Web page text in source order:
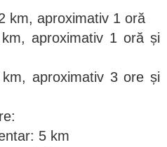
km, aproximativ 1 oră
aproximativ 1 oră și
aproximativ 3 ore și
5 km